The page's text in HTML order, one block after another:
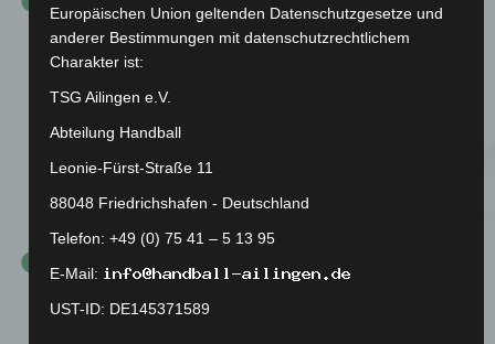
Handballabteilung
„Handball“ gekürzt und eine männliche C-Jugend
Europäischen Union geltenden Datenschutzgesetze und
anderer Bestimmungen mit datenschutzrechtlichem
Charakter ist:
TSG Ailingen e.V.
Abteilung Handball
Leonie-Fürst-Straße 11
88048 Friedrichshafen - Deutschland
Telefon: +49 (0) 75 41 – 5 13 95
E-Mail:
UST-ID: DE145371589